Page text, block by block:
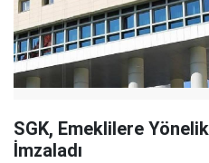
SGK, Emeklilere
İmzaladı